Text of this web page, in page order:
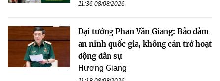
11:36 08/08/2026
Đại tướng Phan Văn Giang: Bảo đảm
an ninh quốc gia, không cản trở hoạt
động dân sự
Hương Giang